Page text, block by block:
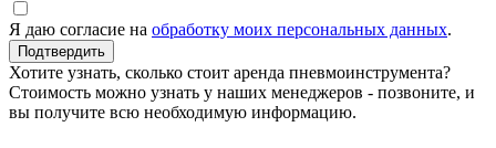
Я даю согласие на обработку моих персональных данных.
Хотите узнать, сколько стоит аренда пневмоинструмента?
Стоимость можно узнать у наших менеджеров - позвоните, и
вы получите всю необходимую информацию.